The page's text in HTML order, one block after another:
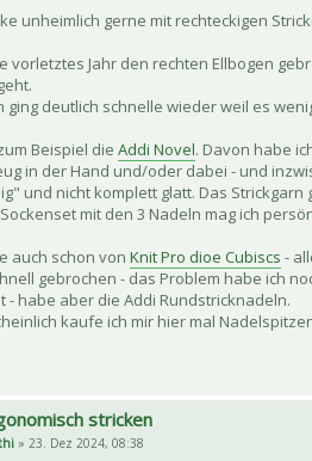
unheimlich gerne mit rechteckigen
vorletztes Jahr den rechten Ellbogen
ging deutlich schnelle wieder weil es
Beispiel die Addi Novel. Davon habe
in der Hand und/oder dabei - und
und nicht komplett glatt. Das
mit den 3 Nadeln mag ich
auch schon von Knit Pro dioe Cubiscs -
gebrochen - das Problem habe ich
- habe aber die Addi Rundstricknadeln.
kaufe ich mir hier mal
stricken
» 23. Dez 2024, 08:38